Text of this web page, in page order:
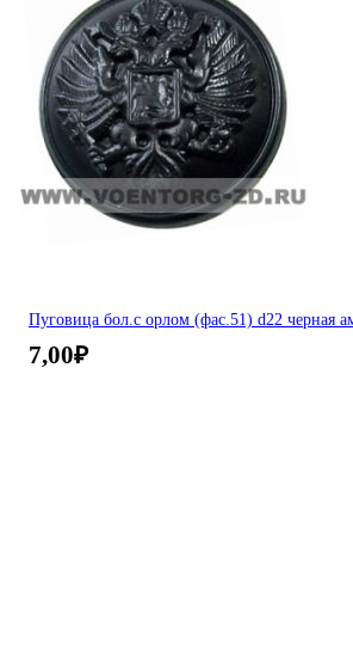
Пуговица бол.с орлом (фас.51) d22 черная
7,00₽